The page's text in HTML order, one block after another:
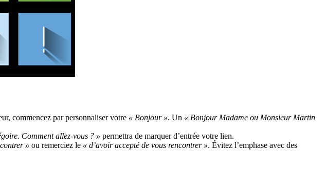
commencez par personnaliser votre « Bonjour ». Un « Bonjour Madame ou Monsieur Martin
Comment allez-vous ? » permettra de marquer d’entrée votre lien.
» ou remerciez le « d’avoir accepté de vous rencontrer ». Évitez l’emphase avec des